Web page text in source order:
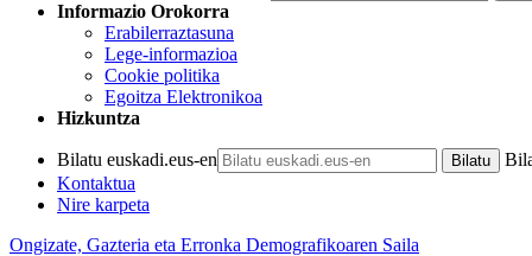
Informazio Orokorra
Erabilerraztasuna
Lege-informazioa
Cookie politika
Egoitza Elektronikoa
Hizkuntza
Bilatu euskadi.eus-en
Kontaktua
Nire karpeta
Ongizate, Gazteria eta Erronka Demografikoaren Saila